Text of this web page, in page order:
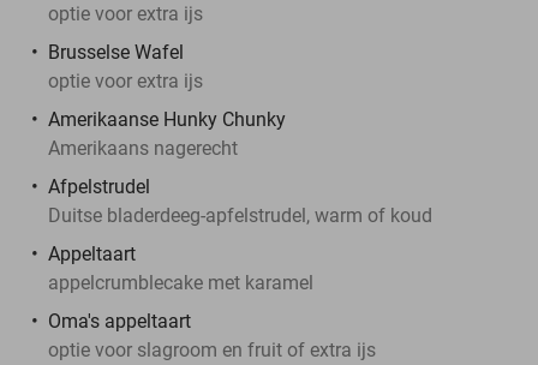
optie voor extra ijs
Brusselse Wafel
optie voor extra ijs
Amerikaanse Hunky Chunky
Amerikaans nagerecht
Afpelstrudel
Duitse bladerdeeg-apfelstrudel, warm of koud
Appeltaart
appelcrumblecake met karamel
Oma's appeltaart
optie voor slagroom en fruit of extra ijs